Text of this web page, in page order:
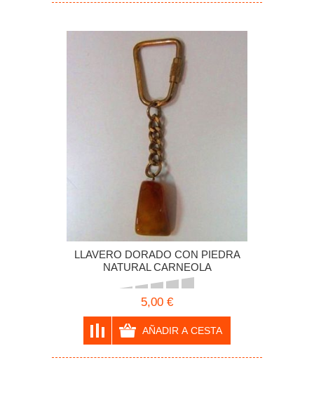
LLAVERO DORADO CON PIEDRA
NATURAL CARNEOLA
5,00 €